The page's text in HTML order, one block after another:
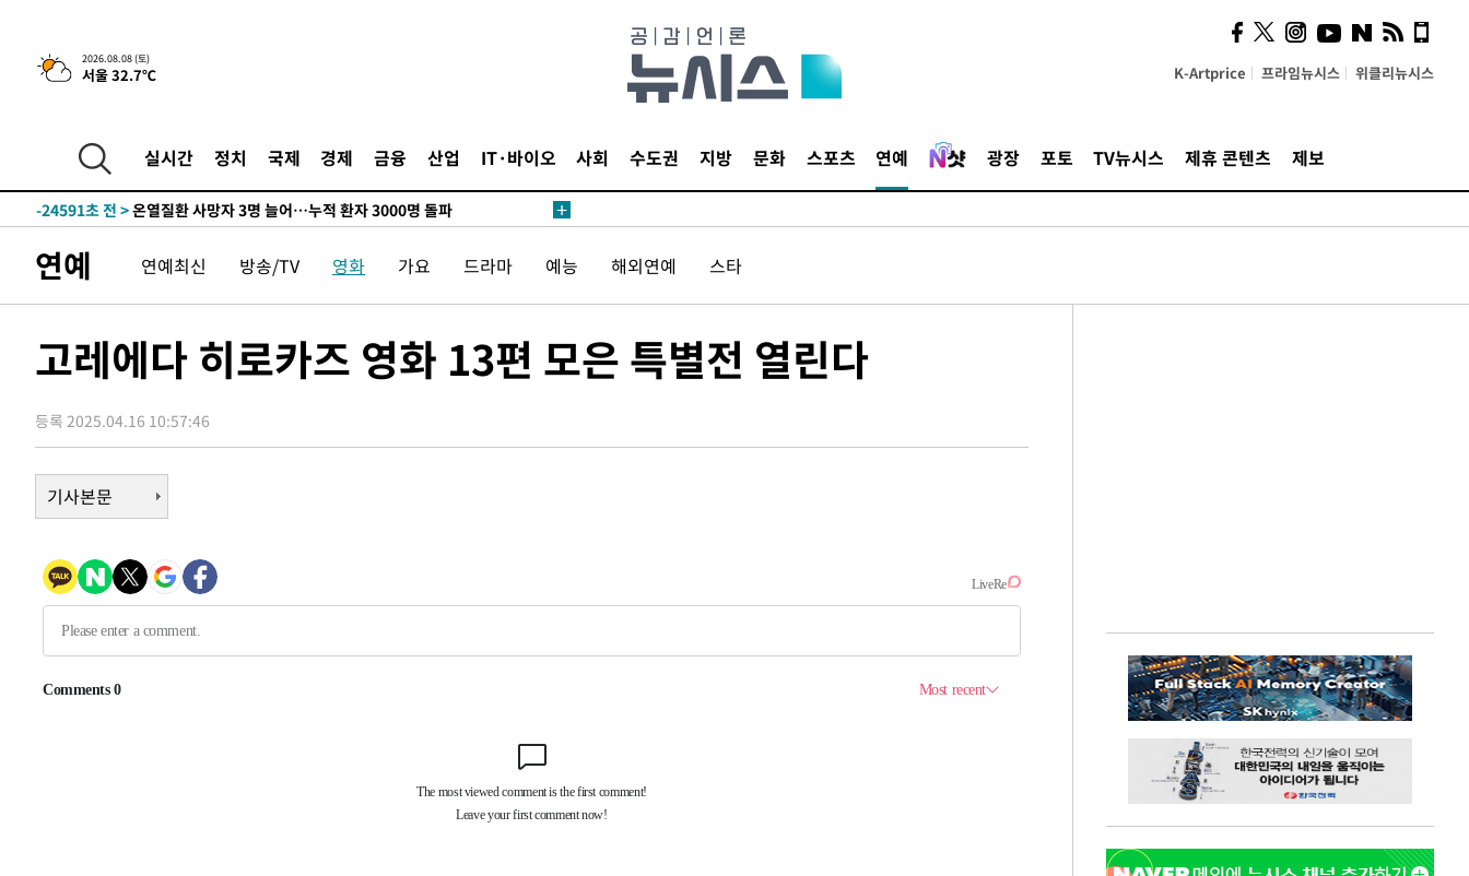
2026.08.08 (토)
서울 32.7℃ K-Artprice 프라임뉴시스 위클리뉴시스
실시간 정치 국제 경제 금융 산업 IT·바이오 사회 수도권 지방 문화 스포츠 연예 광장 포토 TV뉴시스 제휴 콘텐츠 제보
4시간 전 >[속보]뉴욕증시 상승 마감…S&P 0.6% 나스닥 1.3%↑
-26570초 전 >낮 최고 35도 '무더위'…동해안 시간당 30㎜ '강한 비'[내일날씨]
틀레티코 이적"
-25622초 전 >
수도권 40도 육박 '펄펄'…동해안 일부 지역엔 호의주의보
-24591초 전 >
-18536초 전 >강릉에 시간당 81.4㎜ 물폭탄…도로 잠기고 담벼락 붕괴
-12353초 전 >
선재도서 해루질 나섰다 실종 60대, 닷새 만에 숨진 채 발견
-9887초 전 >남자 농구, 나고야 아시안게임서 '홈팀' 일본과 한일전
-5490초 전 >극한폭염 한풀 꺾이지만…'낮 최고 35도' 무더위, 열대야 계속[다음
-1025초 전 >[속보]'압수수색·성접대 논란' 축구협회 "실망과 걱정 안겨드려 죄
송"
2시간 전 >'최고 37도' 폭염 지속…강원동해안 최대 150㎜ 비
4시간 전 >[속보]뉴욕증시 상승 마감…S&P 0.6% 나스닥 1.3%↑
-26570초 전 >낮 최고 35도 '무더위'…동해안 시간당 30㎜ '강한 비'[내일날씨]
틀레티코 이적"
-25622초 전 >수도권 40도 육박 '펄펄'…동해안 일부 지역엔 호의주의보
-24591초 전 >온열질환 사망자 3명 늘어…누적 환자 3000명 돌파
-18536초 전 > 강릉에 시간당 81.4㎜ 물폭탄…도로 잠기고 담벼락 붕괴
-12353초 전 >
극한폭염 한풀 꺾이지만…'낮 최고 35도' 무더위, 열대야 계속[다음
축구협회 "압수수색·성접대 논란 사과…쇄신의 기회로 삼겠다"
연예 연예최신 방송/TV 영화 가요 드라마 예능 해외연예 스타
고레에다 히로카즈 영화 13편 모은 특별전 열린다
등록 2025.04.16 10:57:46
기사본문